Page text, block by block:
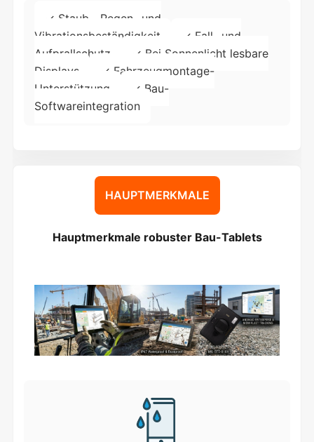
✓ Staub-, Regen- und
Vibrationsbeständigkeit
✓ Fall- und
Aufprallschutz
✓ Bei Sonnenlicht lesbare
Displays
✓ Fahrzeugmontage-
Unterstützung
✓ Bau-
Softwareintegration
HAUPTMERKMALE
Hauptmerkmale robuster Bau-Tablets